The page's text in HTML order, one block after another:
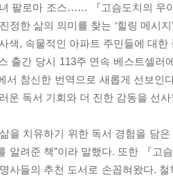
팔로마 조스…… 『고슴도치의 우
정한 삶의 의미를 찾는 ‘힐링 메시
색, 속물적인 아파트 주민들에 대
출간 당시 113주 연속 베스트셀
서 참신한 번역으로 새롭게 선보인
운 독서 기회와 더 진한 감동을 선
을 치유하기 위한 독서 경험을 담
알려준 책”이라 말했다. 또한 『고
사들의 추천 도서로 손꼽혀왔다.